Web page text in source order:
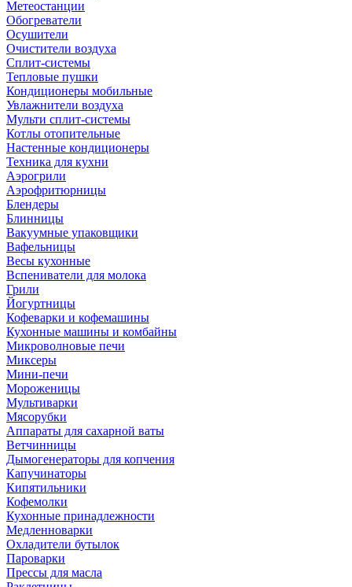
Метеостанции
Обогреватели
Осушители
Очистители воздуха
Сплит-системы
Тепловые пушки
Кондиционеры мобильные
Увлажнители воздуха
Мульти сплит-системы
Котлы отопительные
Настенные кондиционеры
Техника для кухни
Аэрогрили
Аэрофритюрницы
Блендеры
Блинницы
Вакуумные упаковщики
Вафельницы
Весы кухонные
Вспениватели для молока
Грили
Йогуртницы
Кофеварки и кофемашины
Кухонные машины и комбайны
Микроволновые печи
Миксеры
Мини-печи
Мороженицы
Мультиварки
Мясорубки
Аппараты для сахарной ваты
Ветчинницы
Дымогенераторы для копчения
Капучинаторы
Кипятильники
Кофемолки
Кухонные принадлежности
Медленноварки
Охладители бутылок
Пароварки
Прессы для масла